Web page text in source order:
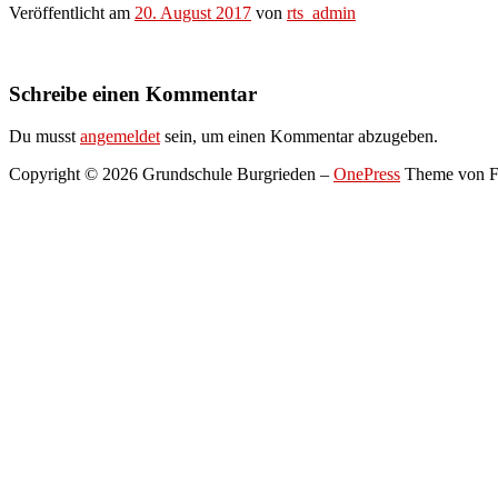
Veröffentlicht am 20. August 2017 von rts_admin
Schreibe einen Kommentar
Du musst angemeldet sein, um einen Kommentar abzugeben.
Copyright © 2026 Grundschule Burgrieden – OnePress Theme von